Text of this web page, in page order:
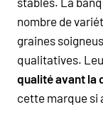
nombre de
graines
qualitatives.
qualité avant la
cette marque si